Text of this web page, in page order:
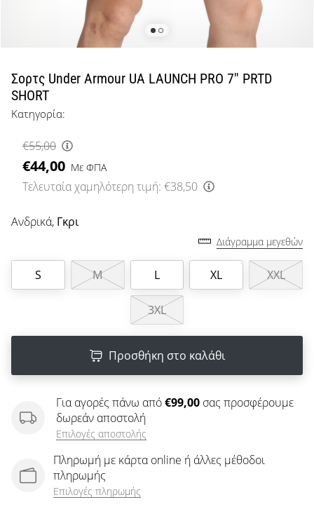
μπάσκετ
όπως
εμείς;
Έλα
μας
ως
πρεσβευτής
της
μας.
Εμφάνιση
Σορτς Under Armour UA LAUNCH PRO 7'' PRTD
SHORT
Κατηγορία:
€55,00
€44,00 Με ΦΠΑ
Τελευταία χαμηλότερη τιμή: €38,50
Ανδρικά, Γκρι
Διάγραμμα μεγεθών
S M L XL XXL
3XL
Προσθήκη στο καλάθι
Για αγορές πάνω από€99,00 σας προσφέρουμε
δωρεάν αποστολή
Επιλογές αποστολής
Πληρωμή με κάρτα online ή άλλες μέθοδοι
πληρωμής
Επιλογές πληρωμής